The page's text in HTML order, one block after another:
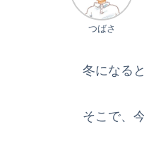
つばさ
冬になると
そこで、